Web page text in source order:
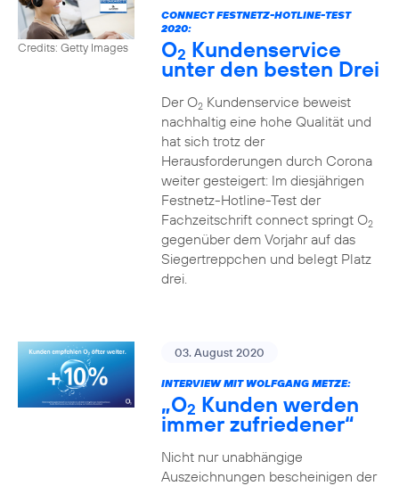
Credits: Getty Images
CONNECT FESTNETZ-HOTLINE-TEST
2020:
O2 Kundenservice
unter den besten Drei
Der O2Kundenservice beweist
nachhaltig eine hohe Qualität und
hat sich trotz der
Herausforderungen durch Corona
weiter gesteigert: Im diesjährigen
Festnetz-Hotline-Test der
Fachzeitschrift connect springt O2
gegenüber dem Vorjahr auf das
Siegertreppchen und belegt Platz
drei.
03. August 2020
INTERVIEW MIT WOLFGANG METZE:
„O2 Kunden werden
immer zufriedener“
Nicht nur unabhängige
Auszeichnungen bescheinigen der